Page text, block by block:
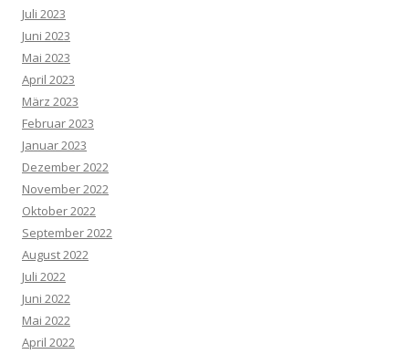
Juli 2023
Juni 2023
Mai 2023
April 2023
März 2023
Februar 2023
Januar 2023
Dezember 2022
November 2022
Oktober 2022
September 2022
August 2022
Juli 2022
Juni 2022
Mai 2022
April 2022